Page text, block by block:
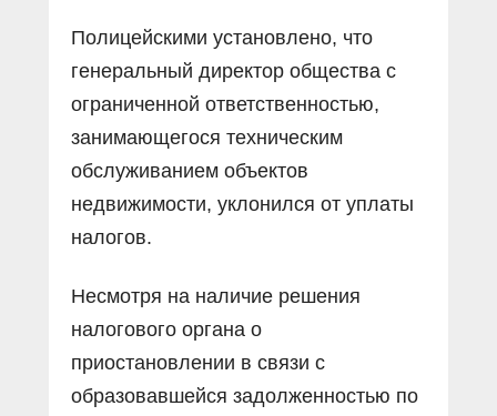
Полицейскими установлено, что
генеральный директор общества с
ограниченной ответственностью,
занимающегося техническим
обслуживанием объектов
недвижимости, уклонился от уплаты
налогов.
Несмотря на наличие решения
налогового органа о
приостановлении в связи с
образовавшейся задолженностью по